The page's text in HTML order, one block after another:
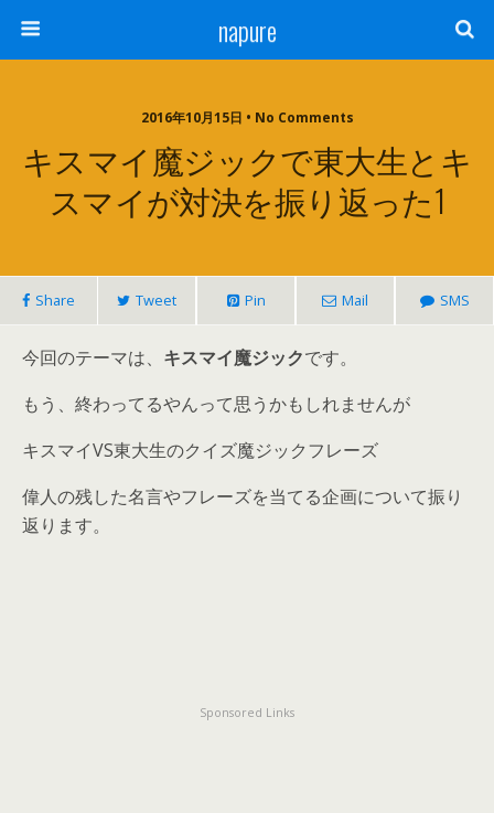
napure
2016年10月15日 • No Comments
キスマイ魔ジックで東大生とキ
スマイが対決を振り返った1
Share Tweet Pin Mail SMS
今回のテーマは、 キスマイ魔ジックです。
もう、終わってるやんって思うかもしれませんが
キスマイVS東大生のクイズ魔ジックフレーズ
偉人の残した名言やフレーズを当てる企画について振り
返ります。
Sponsored Links